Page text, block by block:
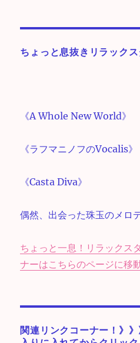
レ
ヤ
ちょっと息抜きリラック
《A Whole New World》
《ラフマニノフのVocalis》
《Casta Diva》
偶然、出会った珠玉のメロ
ちょっと一息！リラックス
ナーはこちらのページに移
関連リンクコーナー！》